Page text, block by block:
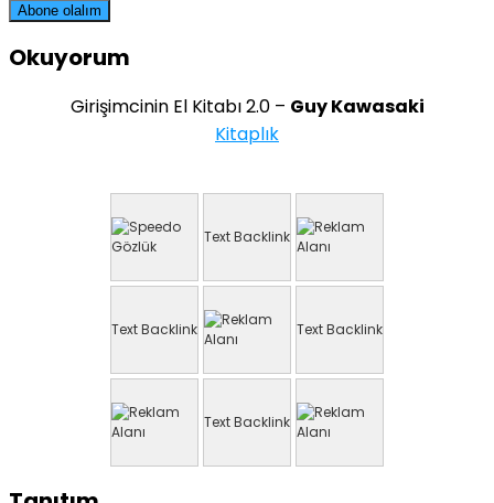
Okuyorum
Girişimcinin El Kitabı 2.0 – Guy Kawasaki
Kitaplık
Text Backlink
Text Backlink Text Backlink
Text Backlink